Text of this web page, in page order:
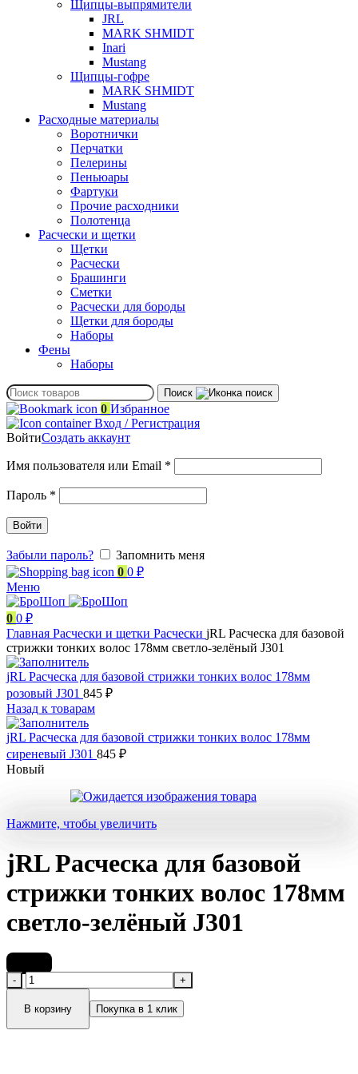
Щипцы-выпрямители
JRL
MARK SHMIDT
Inari
Mustang
Щипцы-гофре
MARK SHMIDT
Mustang
Расходные материалы
Воротнички
Перчатки
Пелерины
Пеньюары
Фартуки
Прочие расходники
Полотенца
Расчески и щетки
Щетки
Расчески
Брашинги
Сметки
Расчески для бороды
Щетки для бороды
Наборы
Фены
Наборы
Поиск
0 Избранное
Вход / Регистрация
ВойтиСоздать аккаунт
Имя пользователя или Email *
Пароль *
Войти
Забыли пароль?
Запомнить меня
0 0 ₽
Меню
0 0 ₽
Главная Расчески и щетки Расчески jRL Расческа для базовой
стрижки тонких волос 178мм светло-зелёный J301
jRL Расческа для базовой стрижки тонких волос 178мм
розовый J301 845 ₽
Назад к товарам
jRL Расческа для базовой стрижки тонких волос 178мм
сиреневый J301 845 ₽
Новый
Нажмите, чтобы увеличить
jRL Расческа для базовой
стрижки тонких волос 178мм
светло-зелёный J301
Количество
товара
jRL
В корзину Покупка в 1 клик